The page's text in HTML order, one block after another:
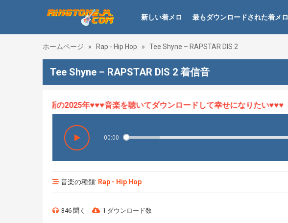
新しい着メロ 最もダウンロードされた着メロ
ホームページ » Rap - Hip Hop » Tee Shyne – RAPSTAR DIS 2
Tee Shyne – RAPSTAR DIS 2 着信音
HOT、最新の2025年♥♥♥音楽を聴いてダウンロードして幸せになりたい♥♥♥
00:00
音楽の種類: Rap - Hip Hop
346 聞く 1 ダウンロード数